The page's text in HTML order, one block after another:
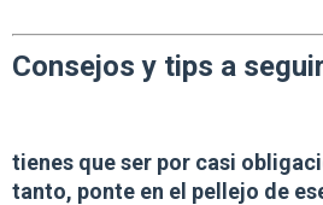
Consejos y tips a seguir
tienes que ser por casi
tanto, ponte en el pellejo de